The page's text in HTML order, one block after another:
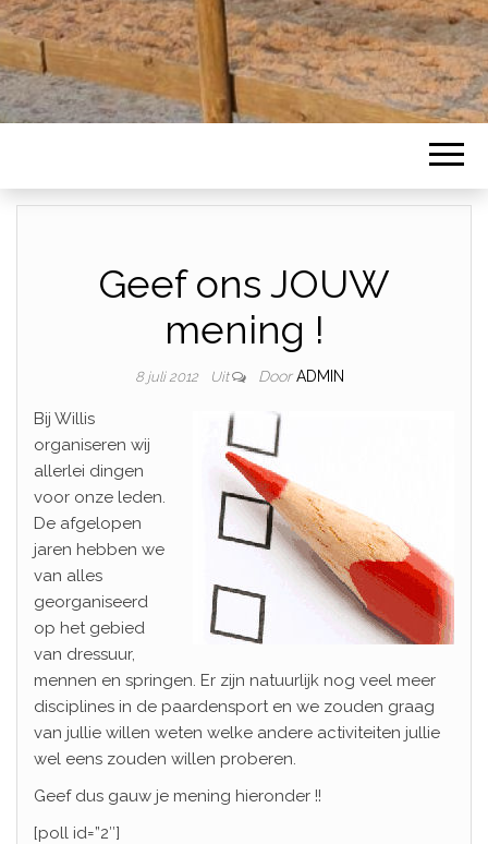
Geef ons JOUW
mening !
8 juli 2012 Uit Door ADMIN
Bij Willis
organiseren wij
allerlei dingen
voor onze leden.
De afgelopen
jaren hebben we
van alles
georganiseerd
op het gebied
van dressuur,
mennen en springen. Er zijn natuurlijk nog veel meer
disciplines in de paardensport en we zouden graag
van jullie willen weten welke andere activiteiten jullie
wel eens zouden willen proberen.
Geef dus gauw je mening hieronder !!
[poll id=”2″]